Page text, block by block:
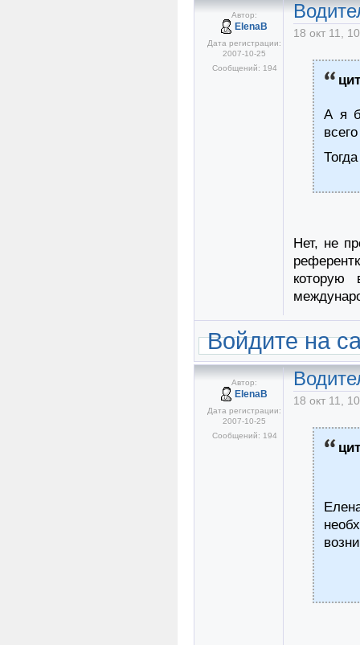
Автор:
ElenaB
Дата регистрации:
2007-10-25
Сообщений: 194
18 окт 11,
А я
Нет, не
которую
Войдите на
Автор:
ElenaB
Дата регистрации:
2007-10-25
Сообщений: 194
18 окт 11,